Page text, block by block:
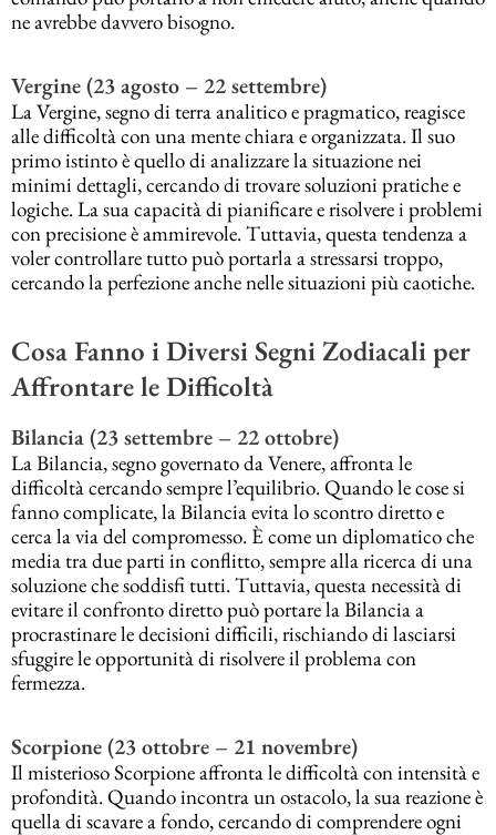
ne avrebbe davvero bisogno.
Vergine (23 agosto – 22 settembre)
La Vergine, segno di terra analitico e pragmatico, reagisce
alle difficoltà con una mente chiara e organizzata. Il suo
primo istinto è quello di analizzare la situazione nei
minimi dettagli, cercando di trovare soluzioni pratiche e
logiche. La sua capacità di pianificare e risolvere i problemi
con precisione è ammirevole. Tuttavia, questa tendenza a
voler controllare tutto può portarla a stressarsi troppo,
cercando la perfezione anche nelle situazioni più caotiche.
Cosa Fanno i Diversi Segni Zodiacali per
Affrontare le Difficoltà
Bilancia (23 settembre – 22 ottobre)
La Bilancia, segno governato da Venere, affronta le
difficoltà cercando sempre l’equilibrio. Quando le cose si
fanno complicate, la Bilancia evita lo scontro diretto e
cerca la via del compromesso. È come un diplomatico che
media tra due parti in conflitto, sempre alla ricerca di una
soluzione che soddisfi tutti. Tuttavia, questa necessità di
evitare il confronto diretto può portare la Bilancia a
procrastinare le decisioni difficili, rischiando di lasciarsi
sfuggire le opportunità di risolvere il problema con
fermezza.
Scorpione (23 ottobre – 21 novembre)
Il misterioso Scorpione affronta le difficoltà con intensità e
profondità. Quando incontra un ostacolo, la sua reazione è
quella di scavare a fondo, cercando di comprendere ogni